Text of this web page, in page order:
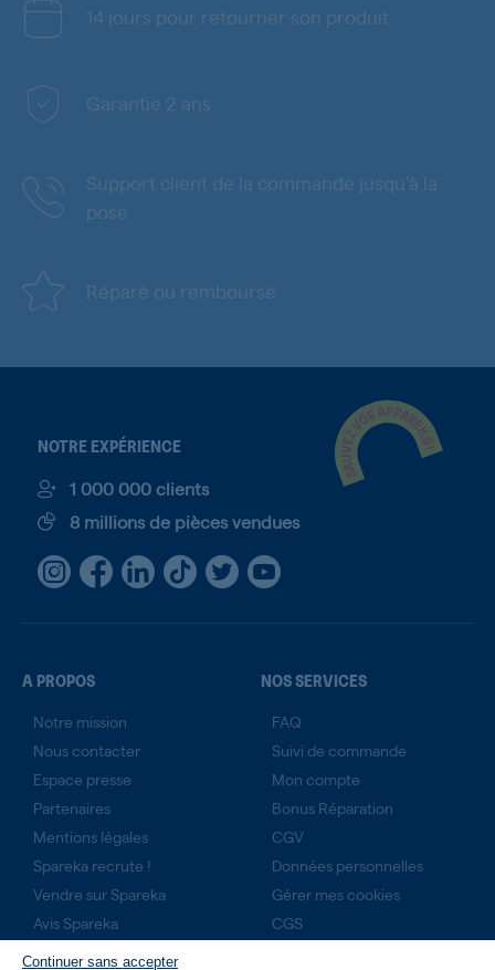
Continuer sans accepter
14 jours pour retourner son produit
Garantie 2 ans
Support client de la commande jusqu'à la
pose
Réparé ou remboursé
NOTRE EXPÉRIENCE
1 000 000 clients
8 millions de pièces vendues
A PROPOS
Notre mission
Nous contacter
Espace presse
Partenaires
Mentions légales
Spareka recrute !
Vendre sur Spareka
Avis Spareka
Technicien expert ?
NOS SERVICES
FAQ
Suivi de commande
Mon compte
Bonus Réparation
CGV
Données personnelles
Gérer mes cookies
CGS